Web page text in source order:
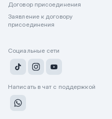
Договор присоединения
Заявление к договору
присоединения
Социальные сети
Написать в чат с поддержкой